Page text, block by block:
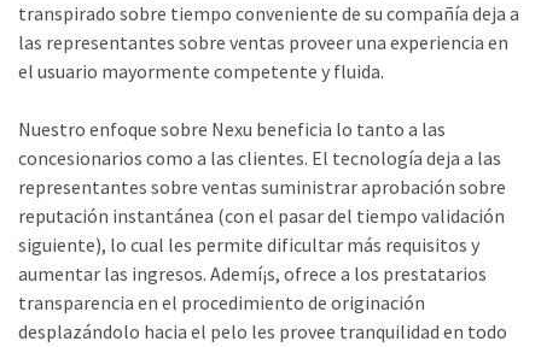
transpirado sobre tiempo conveniente de su compañía deja a
las representantes sobre ventas proveer una experiencia en
el usuario mayormente competente y fluida.
Nuestro enfoque sobre Nexu beneficia lo tanto a las
concesionarios como a las clientes. El tecnología deja a las
representantes sobre ventas suministrar aprobación sobre
reputación instantánea (con el pasar del tiempo validación
siguiente), lo cual les permite dificultar más requisitos y
aumentar las ingresos. Ademí¡s, ofrece a los prestatarios
transparencia en el procedimiento de originación
desplazándolo hacia el pelo les provee tranquilidad en todo